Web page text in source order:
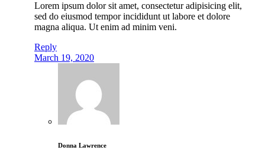
Lorem ipsum dolor sit amet, consectetur adipisicing elit,
sed do eiusmod tempor incididunt ut labore et dolore
magna aliqua. Ut enim ad minim veni.
Reply
March 19, 2020
Donna Lawrence